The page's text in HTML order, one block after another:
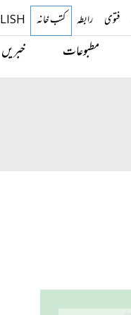
فتوی رابطہ کتب خانہ
مطبوعات خبریں